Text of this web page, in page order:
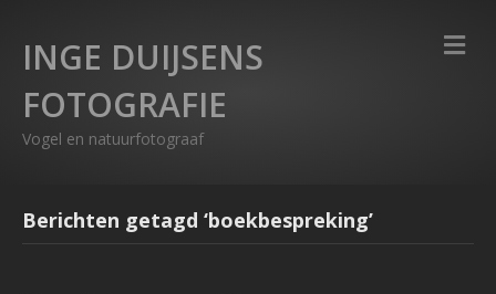
INGE DUIJSENS
FOTOGRAFIE
Vogel en natuurfotograaf
M
e
Berichten getagd ‘boekbespreking’